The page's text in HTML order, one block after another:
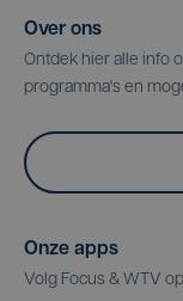
Over ons
Ontdek hier alle info
programma's en
Onze apps
Volg Focus & WTV